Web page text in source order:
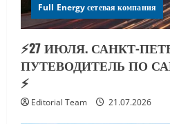
Full Energy сетевая компания
⚡️27 ИЮЛЯ. САНКТ-
ПУТЕВОДИТЕЛЬ ПО
⚡️
Editorial Team 21.07.2026